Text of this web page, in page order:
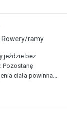
Rowery/ramy
jeździe bez
Pozostanę
ciała powinna...